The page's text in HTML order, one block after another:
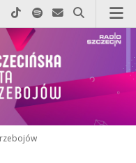
do nas zadzwoń
nas na Facebook-u
nas na X
Odwiedź nas na Instagram-ie
Odwiedź nas na TikTok-u
Szukaj nas na Spotify
Wyślij do nas
Szukaj